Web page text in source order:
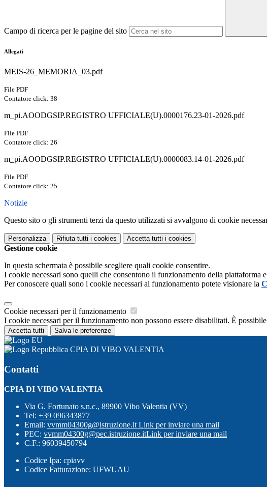
Campo di ricerca per le pagine del sito
Allegati
MEIS-26_MEMORIA_03.pdf
File PDF
Contatore click: 38
m_pi.AOODGSIP.REGISTRO UFFICIALE(U).0000176.23-01-2026.pdf
File PDF
Contatore click: 26
m_pi.AOODGSIP.REGISTRO UFFICIALE(U).0000083.14-01-2026.pdf
File PDF
Contatore click: 25
Notizie
Questo sito o gli strumenti terzi da questo utilizzati si avvalgono di cookie
Personalizza Rifiuta tutti i cookies Accetta tutti i cookies
Gestione cookie
In questa schermata è possibile scegliere quali cookie consentire.
I cookie necessari sono quelli che consentono il funzionamento della piattaforma
Per conoscere quali sono i cookie necessari al funzionamento potete visionare la
Cookie necessari per il funzionamento
I cookie necessari per il funzionamento non possono essere disabilitati. È
Accetta tutti Salva le preferenze
CPIA DI VIBO VALENTIA
Contatti
CPIA DI VIBO VALENTIA
Via G. Fortunato s.n.c., 89900 Vibo Valentia (VV)
Tel: +39 096343877
Email: vvmm04300g@istruzione.it Link per inviare una mail
PEC: vvmm04300g@pec.istruzione.itLink per inviare una mail
C.F.: 96039450794
Codice Ipa: cpiavv
Codice Fatturazione: UFWUAU